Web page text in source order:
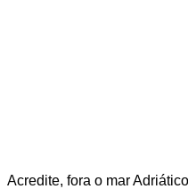
Acredite, fora o mar